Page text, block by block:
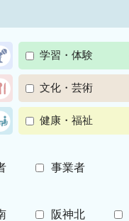
学習・体験
文化・芸術
健康・福祉
事業者
阪神北